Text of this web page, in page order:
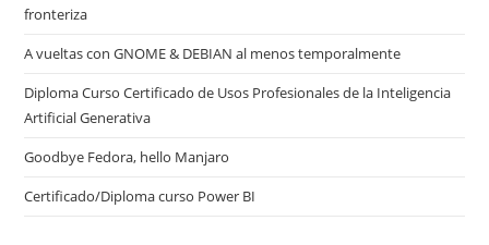
fronteriza
A vueltas con GNOME & DEBIAN al menos temporalmente
Diploma Curso Certificado de Usos Profesionales de la Inteligencia
Artificial Generativa
Goodbye Fedora, hello Manjaro
Certificado/Diploma curso Power BI